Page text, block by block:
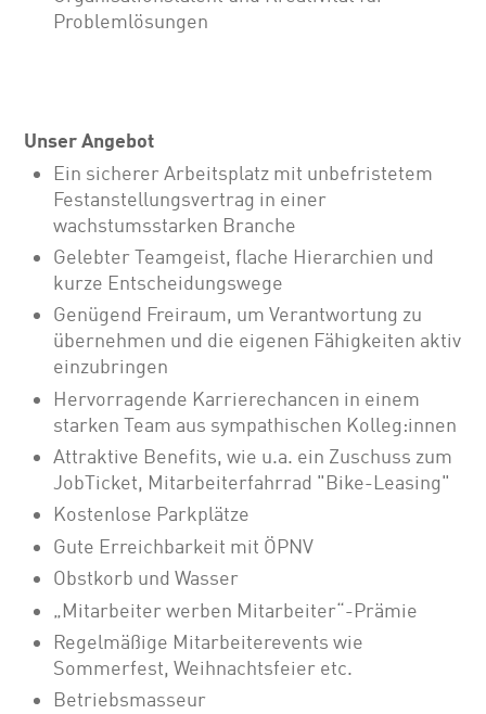
Problemlösungen
Unser Angebot
Ein sicherer Arbeitsplatz mit unbefristetem
Festanstellungsvertrag in einer
wachstumsstarken Branche
Gelebter Teamgeist, flache Hierarchien und
kurze Entscheidungswege
Genügend Freiraum, um Verantwortung zu
übernehmen und die eigenen Fähigkeiten aktiv
einzubringen
Hervorragende Karrierechancen in einem
starken Team aus sympathischen Kolleg:innen
Attraktive Benefits, wie u.a. ein Zuschuss zum
JobTicket, Mitarbeiterfahrrad "Bike-Leasing"
Kostenlose Parkplätze
Gute Erreichbarkeit mit ÖPNV
Obstkorb und Wasser
„Mitarbeiter werben Mitarbeiter“-Prämie
Regelmäßige Mitarbeiterevents wie
Sommerfest, Weihnachtsfeier etc.
Betriebsmasseur